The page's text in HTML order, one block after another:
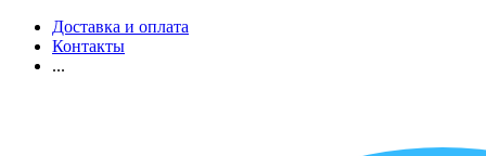
Доставка и оплата
Контакты
...